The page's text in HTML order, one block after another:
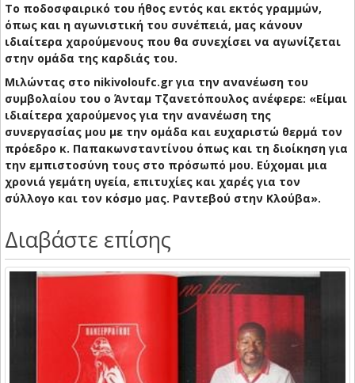
Το ποδοσφαιρικό του ήθος εντός και εκτός γραμμών,
όπως και η αγωνιστική του συνέπειά, μας κάνουν
ιδιαίτερα χαρούμενους που θα συνεχίσει να αγωνίζεται
στην ομάδα της καρδιάς του.
Μιλώντας στο nikivoloufc.gr για την ανανέωση του
συμβολαίου του ο Άνταμ Τζανετόπουλος ανέφερε: «Είμαι
ιδιαίτερα χαρούμενος για την ανανέωση της
συνεργασίας μου με την ομάδα και ευχαριστώ θερμά τον
πρόεδρο κ. Παπακωνσταντίνου όπως και τη διοίκηση για
την εμπιστοσύνη τους στο πρόσωπό μου. Εύχομαι μια
χρονιά γεμάτη υγεία, επιτυχίες και χαρές για τον
σύλλογο και τον κόσμο μας. Ραντεβού στην Κλούβα».
Διαβάστε επίσης